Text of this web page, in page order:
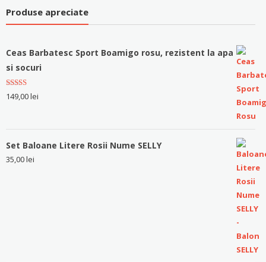
Produse apreciate
Ceas Barbatesc Sport Boamigo rosu, rezistent la apa
si socuri
Evaluat la
5.00stele
149,00lei
Set Baloane Litere Rosii Nume SELLY
35,00lei